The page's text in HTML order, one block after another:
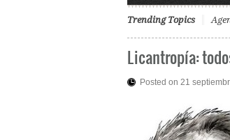
Trending Topics
Licantropía:
Posted on 21